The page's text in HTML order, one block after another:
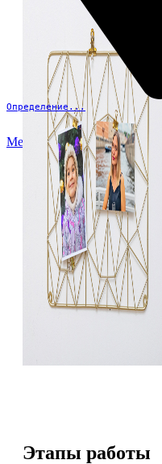
Определение...
Меню
Этапы работы